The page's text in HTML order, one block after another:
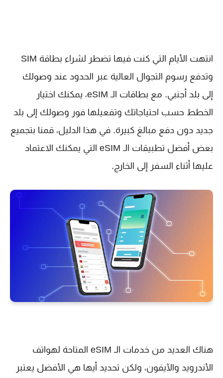
انتهت الأيام التي كنت فيها تضطر لشراء بطاقة SIM
وتدفع رسوم التجوال العالية عبر الحدود عند وصولك
إلى بلد أجنبي. مع بطاقات الـ eSIM، يمكنك اختيار
الخطط حسب احتياجاتك وتفعيلها فور وصولك إلى بلد
جديد دون دفع مبالغ كبيرة. في هذا الدليل، قمنا بتجميع
بعض أفضل تطبيقات الـ eSIM التي يمكنك الاعتماد
عليها أثناء السفر إلى الخارج.
هناك العديد من خدمات الـ eSIM المتاحة لهواتف
الأندرويد والآيفون، ولكن تحديد أيها هي الأفضل يعتبر